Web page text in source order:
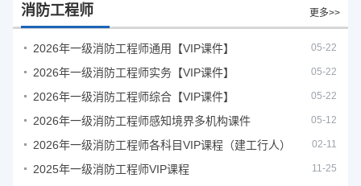
消防工程师 更多>>
2026年一级消防工程师通用【VIP课件】 05-22
2026年一级消防工程师实务【VIP课件】 05-22
2026年一级消防工程师综合【VIP课件】 05-22
2026年一级消防工程师感知境界多机构课件 05-12
2026年一级消防工程师各科目VIP课程（建工行人） 02-11
2025年一级消防工程师VIP课程 11-25